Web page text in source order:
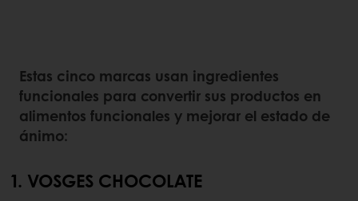
Estas cinco marcas usan ingredientes
funcionales para convertir sus productos en
alimentos funcionales y mejorar el estado de
ánimo:
1. VOSGES CHOCOLATE